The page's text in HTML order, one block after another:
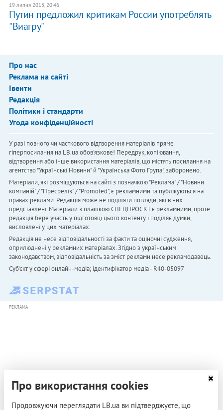
19 липня 2013, 20:46
Путин предложил критикам России употреблять
"Виагру"
Про нас
Реклама на сайті
Івенти
Редакція
Політики і стандарти
Угода конфіденційності
У разі повного чи часткового відтворення матеріалів пряме
гіперпосилання на LB.ua обов'язкове! Передрук, копіювання,
відтворення або інше використання матеріалів, що містять посилання на
агентство "Українськi Новини" й "Українська Фото Група", заборонено.
Матеріали, які розміщуються на сайті з позначкою "Реклама" / "Новини
компаній" / "Пресреліз" / "Promoted", є рекламними та публікуються на
правах реклами. Редакція може не поділяти погляди, які в них
представлені. Матеріали з плашкою СПЕЦПРОЄКТ є рекламними, проте
редакція бере участь у підготовці цього контенту і поділяє думки,
висловлені у цих матеріалах.
Редакція не несе відповідальності за факти та оціночні судження,
оприлюднені у рекламних матеріалах. Згідно з українським
законодавством, відповідальність за зміст реклами несе рекламодавець.
Cуб'єкт у сфері онлайн-медіа; ідентифікатор медіа - R40-05097
РЕКЛАМА
Про використання cookies
Продовжуючи переглядати LB.ua ви підтверджуєте, що